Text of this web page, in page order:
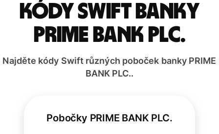
Kódy Swift banky
PRIME BANK PLC.
Najděte kódy Swift různých poboček banky PRIME
BANK PLC..
Pobočky PRIME BANK PLC.